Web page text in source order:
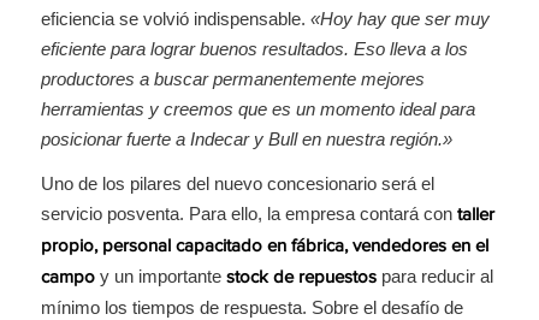
eficiencia se volvió indispensable. «Hoy hay que ser muy
eficiente para lograr buenos resultados. Eso lleva a los
productores a buscar permanentemente mejores
herramientas y creemos que es un momento ideal para
posicionar fuerte a Indecar y Bull en nuestra región.»
Uno de los pilares del nuevo concesionario será el
servicio posventa. Para ello, la empresa contará con taller
propio, personal capacitado en fábrica, vendedores en el
campoy un importante stock de repuestospara reducir al
mínimo los tiempos de respuesta. Sobre el desafío de